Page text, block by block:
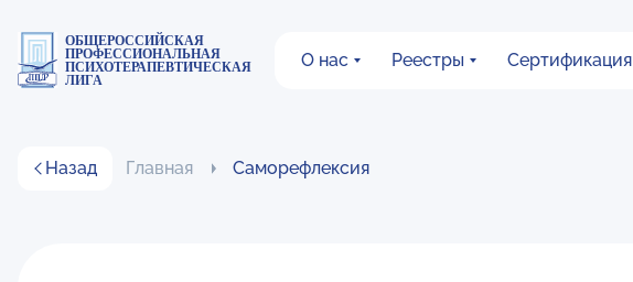
ОБЩЕРОССИЙСКАЯ
ПРОФЕССИОНАЛЬНАЯ
ПСИХОТЕРАПЕВТИЧЕСКАЯ
ЛИГА
О нас Реестры Сертификация
Назад Главная Саморефлексия